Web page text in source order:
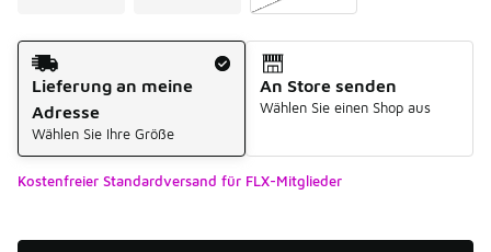
Versandart
Lieferung an meine
Adresse
Wählen Sie Ihre Größe
An Store senden
Wählen Sie einen Shop aus
Kostenfreier Standardversand für FLX-Mitglieder